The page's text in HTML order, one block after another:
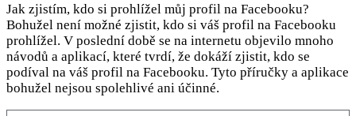
Jak zjistím, kdo si prohlížel můj profil na Facebooku?
Bohužel není možné zjistit, kdo si váš profil na Facebooku
prohlížel. V poslední době se na internetu objevilo mnoho
návodů a aplikací, které tvrdí, že dokáží zjistit, kdo se
podíval na váš profil na Facebooku. Tyto příručky a aplikace
bohužel nejsou spolehlivé ani účinné.